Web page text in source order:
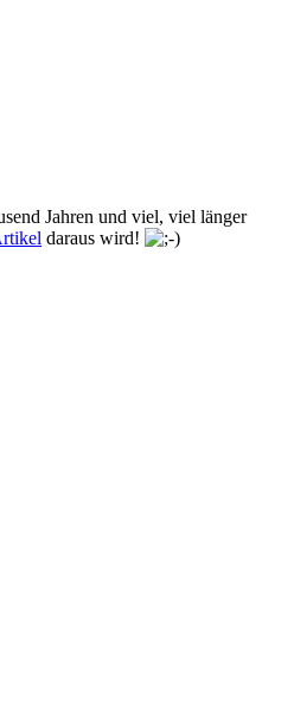
Jahren und viel, viel länger
daraus wird!